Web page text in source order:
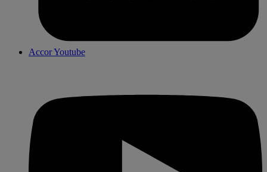
Accor Youtube